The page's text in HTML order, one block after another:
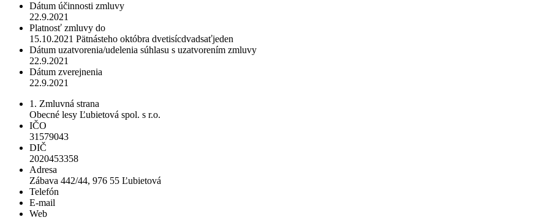
Dátum účinnosti zmluvy
22.9.2021
Platnosť zmluvy do
15.10.2021 Pätnásteho októbra dvetisícdvadsaťjeden
Dátum uzatvorenia/udelenia súhlasu s uzatvorením zmluvy
22.9.2021
Dátum zverejnenia
22.9.2021
1. Zmluvná strana
Obecné lesy Ľubietová spol. s r.o.
IČO
31579043
DIČ
2020453358
Adresa
Zábava 442/44, 976 55 Ľubietová
Telefón
E-mail
Web